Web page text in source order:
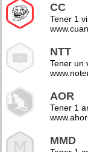
CC
Tener 1
NTT
Tener un
AOR
Tener 1
MMD